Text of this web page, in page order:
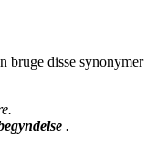
bruge disse synonymer
.